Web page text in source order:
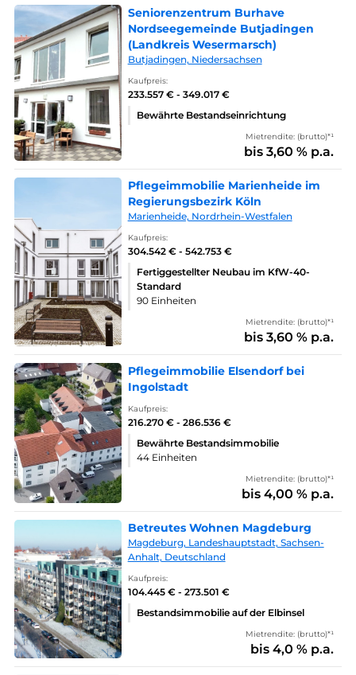
Seniorenzentrum Burhave
Nordseegemeinde Butjadingen
(Landkreis Wesermarsch)
Butjadingen, Niedersachsen
Kaufpreis:
233.557 € - 349.017 €
Bewährte Bestandseinrichtung
Mietrendite: (brutto)*¹
bis 3,60 % p.a.
Pflegeimmobilie Marienheide im
Regierungsbezirk Köln
Marienheide, Nordrhein-Westfalen
Kaufpreis:
304.542 € - 542.753 €
Fertiggestellter Neubau im KfW-40-
Standard
90 Einheiten
Mietrendite: (brutto)*¹
bis 3,60 % p.a.
Pflegeimmobilie Elsendorf bei
Ingolstadt
Kaufpreis:
216.270 € - 286.536 €
Bewährte Bestandsimmobilie
44 Einheiten
Mietrendite: (brutto)*¹
bis 4,00 % p.a.
Betreutes Wohnen Magdeburg
Magdeburg, Landeshauptstadt, Sachsen-
Anhalt, Deutschland
Kaufpreis:
104.445 € - 273.501 €
Bestandsimmobilie auf der Elbinsel
Mietrendite: (brutto)*¹
bis 4,0 % p.a.